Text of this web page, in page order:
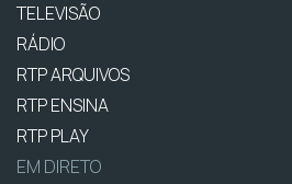
TELEVISÃO
RÁDIO
RTP ARQUIVOS
RTP ENSINA
RTP PLAY
EM DIRETO